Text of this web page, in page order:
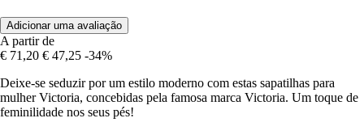
Adicionar uma avaliação
A partir de
€ 71,20 € 47,25 -34%
Deixe-se seduzir por um estilo moderno com estas sapatilhas para
mulher Victoria, concebidas pela famosa marca Victoria. Um toque de
feminilidade nos seus pés!